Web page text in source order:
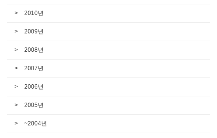
2010년
2009년
2008년
2007년
2006년
2005년
~2004년